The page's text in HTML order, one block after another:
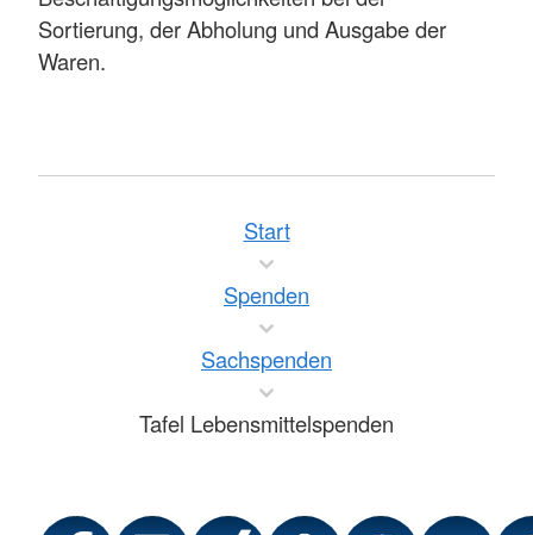
Sortierung, der Abholung und Ausgabe der
Waren.
Start
Spenden
Sachspenden
Tafel Lebensmittelspenden